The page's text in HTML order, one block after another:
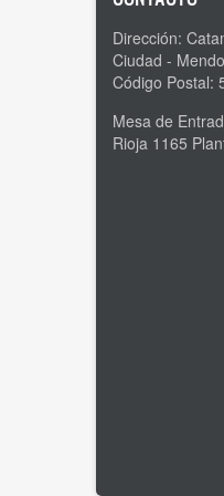
Dirección:
Ciudad -
Código Postal:
Mesa de
Rioja 1165